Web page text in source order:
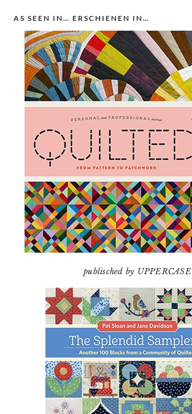
AS SEEN IN… ERSCHIENEN IN…
publisched by UPPERCASE